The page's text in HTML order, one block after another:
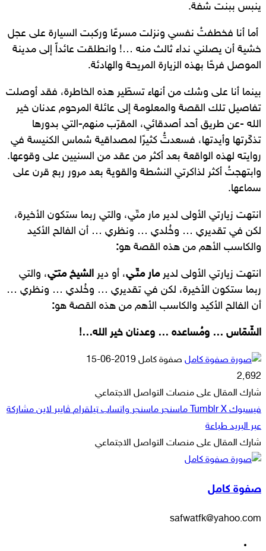
ينبس ببنت شفة.
أما أنا فخطفتُ نفسي ونزلت مسرعًا وركبت السيارة على عجل
خشية أن يصلني نداء ثالث منه …! وانطلقت عائداً إلى مدينة
الموصل فرحًا بهذه الزيارة المريحة والهادئة.
بينما أنا على وشك من أنهاء تسطّير هذه الخاطرة، فقد أوصلت
تفاصيل تلك القصة والمعلومة إلى عائلة المرحوم عدنان خير
الله -عن طريق أحد أصدقائي، المقرّب منهم-التي بدورها
تذكّرتها وأيدتها، فسعدتُّ كثيرًا لمصداقية شماس الكنيسة في
روايته لهذه الواقعة بعد أكثر من عقد من السنيين على وقوعها.
وابتهجتُ أكثر لذاكرتي النشطة والقوية بعد مرور ربع قرن على
سماعها.
انتهت زيارتي الأولى لدير مار متّي، والتي ربما ستكون الأخيرة،
لكن في تقديري … وخُلدي … ونظري … أن الفالح الأكيد
والكاسب الأهم من هذه القصة هو:
انتهت زيارتي الأولى لديرمار متّـي، أو دير الشيخ متـّي، والتي
ربما ستكون الأخيرة، لكن في تقديري … وخُلدي … ونظري …
أن الفالح الأكيد والكاسب الأهم من هذه القصة هو:
الشّمّاس … ومُساعده … وعدنان خير الله…!
صفوة كامل أرسل
إلكترونيا
2019-06-15
2٬692
شارك المقال على منصات التواصل الاجتماعي
فيسبوك ‫X ماسنجر ماسنجر واتساب تيلقرام ڤايبر لاين مشاركة
عبر البريد طباعة
شارك المقال على منصات التواصل الاجتماعي
فيسبوك
‫X
ماسنجر
ماسنجر
واتساب
تيلقرام
ڤايبر
لاين
مشاركة
البريد
طباعة
صفوة كامل
safwatfk@yahoo.com